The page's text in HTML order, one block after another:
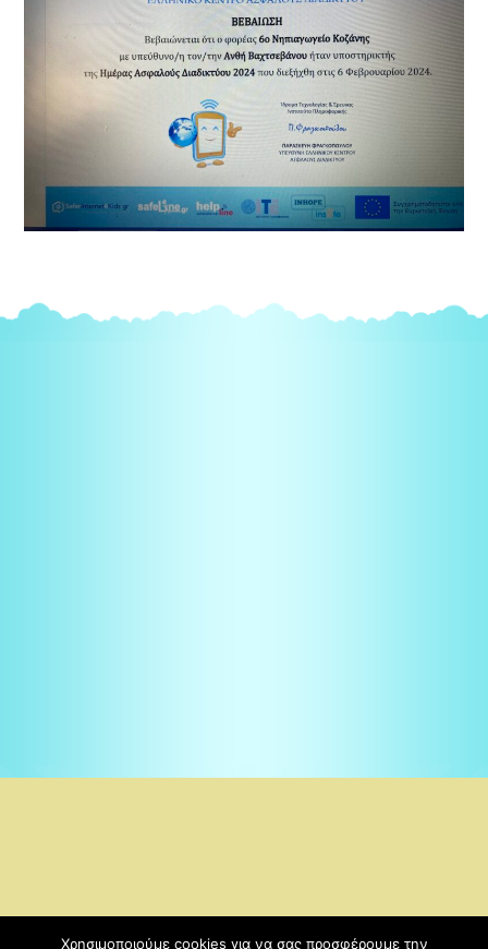
Χρησιμοποιούμε cookies για να σας προσφέρουμε την